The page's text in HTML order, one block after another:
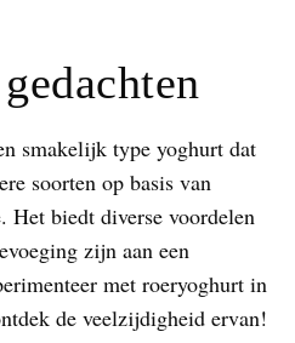
smakelijk type yoghurt dat
soorten op basis van
Het biedt diverse voordelen
zijn aan een
met roeryoghurt in
de veelzijdigheid ervan!